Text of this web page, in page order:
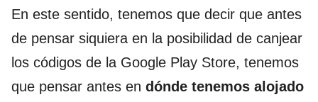
En este sentido, tenemos que decir que antes
de pensar siquiera en la posibilidad de canjear
los códigos de la Google Play Store, tenemos
que pensar antes en dónde tenemos alojado